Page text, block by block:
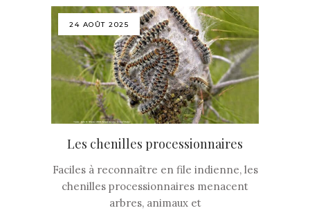
24 AOÛT 2025
Les chenilles processionnaires
Faciles à reconnaître en file indienne, les
chenilles processionnaires menacent
arbres, animaux et